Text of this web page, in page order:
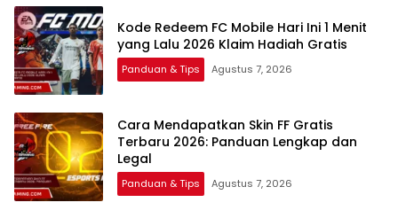
Kode Redeem FC Mobile Hari Ini 1 Menit
yang Lalu 2026 Klaim Hadiah Gratis
Panduan & Tips Agustus 7, 2026
Cara Mendapatkan Skin FF Gratis
Terbaru 2026: Panduan Lengkap dan
Legal
Panduan & Tips Agustus 7, 2026